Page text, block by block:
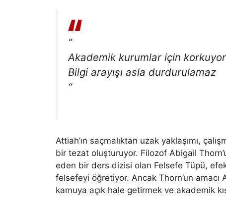
“
Akademik kurumlar için
Bilgi arayışı asla durdurulamaz
“
Attiah’ın saçmalıktan uzak yaklaşımı,
bir tezat oluşturuyor. Filozof Abigail
eden bir ders dizisi olan Felsefe Tüpü,
felsefeyi öğretiyor. Ancak Thorn’un amacı
kamuya açık hale getirmek ve akademik